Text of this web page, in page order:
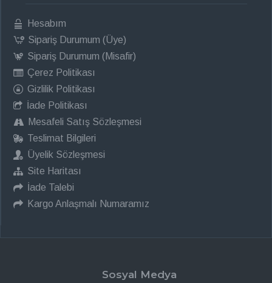
Hesabım
Sipariş Durumum (Üye)
Sipariş Durumum (Misafir)
Çerez Politikası
Gizlilik Politikası
İade Politikası
Mesafeli Satış Sözleşmesi
Teslimat Bilgileri
Üyelik Sözleşmesi
Site Haritası
İade Talebi
Kargo Anlaşmalı Numaramız
Sosyal Medya